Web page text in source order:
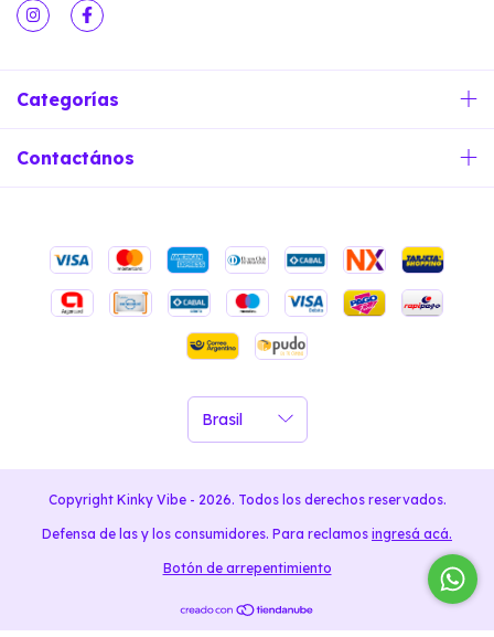
Categorías
Contactános
Copyright Kinky Vibe - 2026. Todos los derechos reservados.
Defensa de las y los consumidores. Para reclamos ingresá acá.
Botón de arrepentimiento